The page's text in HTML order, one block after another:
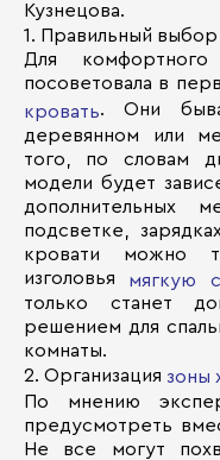
Кузнецова.
1. Правильный выбор
Для
посоветовала в
кровать. Они
деревянном или
того, по словам
модели будет
дополнительных
подсветке,
кровати можно
изголовья мягкую
только станет
решением для
комнаты.
2. Организация зоны
По мнению
предусмотреть
Не все могут